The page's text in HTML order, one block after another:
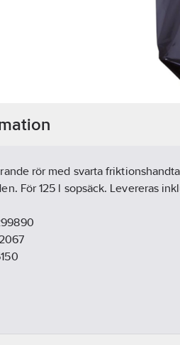
rör med svarta
För 125 l sopsäck. Levereras